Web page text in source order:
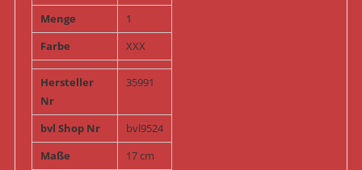
Menge
1
Farbe
XXX
Hersteller
Nr
35991
bvl Shop Nr
bvl9524
Maße
17 cm